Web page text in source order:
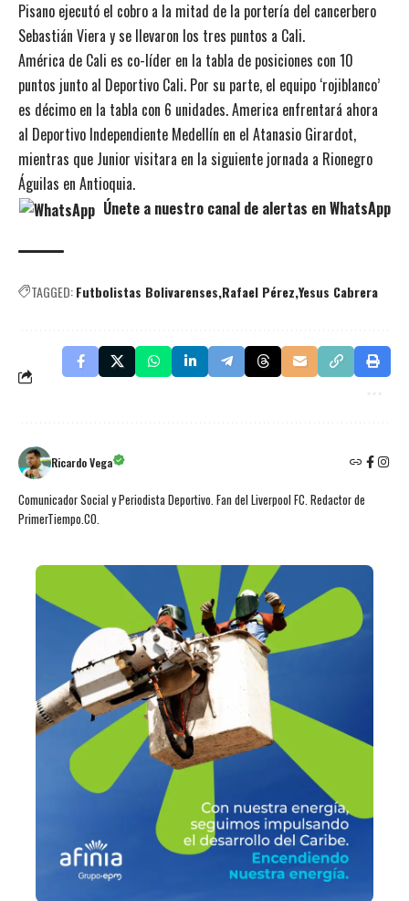
Pisano ejecutó el cobro a la mitad de la portería del cancerbero
Sebastián Viera y se llevaron los tres puntos a Cali.
América de Cali es co-líder en la tabla de posiciones con 10
puntos junto al Deportivo Cali. Por su parte, el equipo ‘rojiblanco’
es décimo en la tabla con 6 unidades. America enfrentará ahora
al Deportivo Independiente Medellín en el Atanasio Girardot,
mientras que Junior visitara en la siguiente jornada a Rionegro
Águilas en Antioquia.
Únete a nuestro canal de alertas en WhatsApp
TAGGED:Futbolistas Bolivarenses Rafael Pérez Yesus Cabrera
Ricardo Vega
Comunicador Social y Periodista Deportivo. Fan del Liverpool FC. Redactor de
PrimerTiempo.CO.